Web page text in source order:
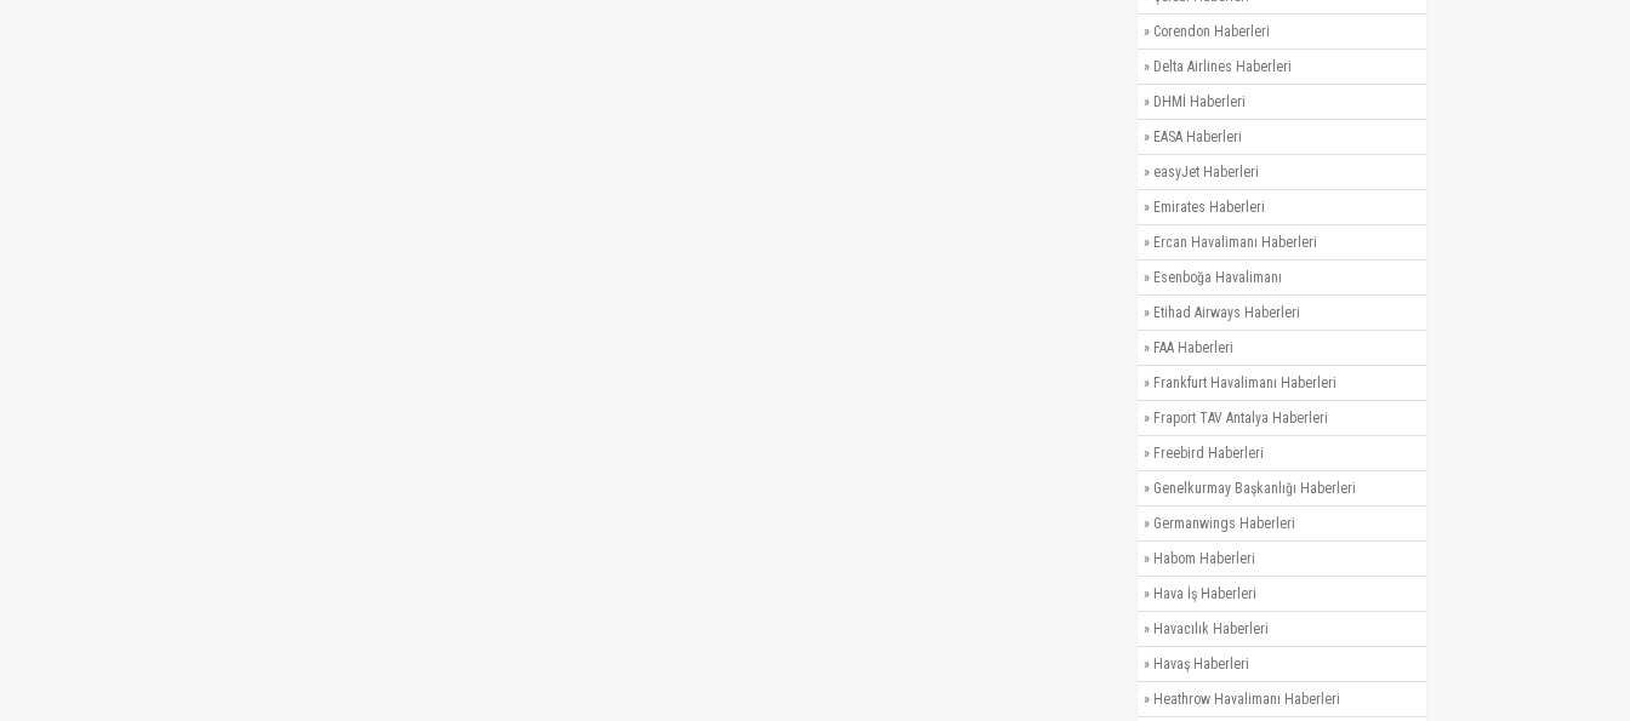
» Corendon Haberleri
» Delta Airlines Haberleri
» DHMİ Haberleri
» EASA Haberleri
» easyJet Haberleri
» Emirates Haberleri
» Ercan Havalimanı Haberleri
» Esenboğa Havalimanı
» Etihad Airways Haberleri
» FAA Haberleri
» Frankfurt Havalimanı Haberleri
» Fraport TAV Antalya Haberleri
» Freebird Haberleri
» Genelkurmay Başkanlığı Haberleri
» Germanwings Haberleri
» Habom Haberleri
» Hava İş Haberleri
» Havacılık Haberleri
» Havaş Haberleri
» Heathrow Havalimanı Haberleri